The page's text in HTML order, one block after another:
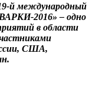
й международный
2016» – одно
в области
США,